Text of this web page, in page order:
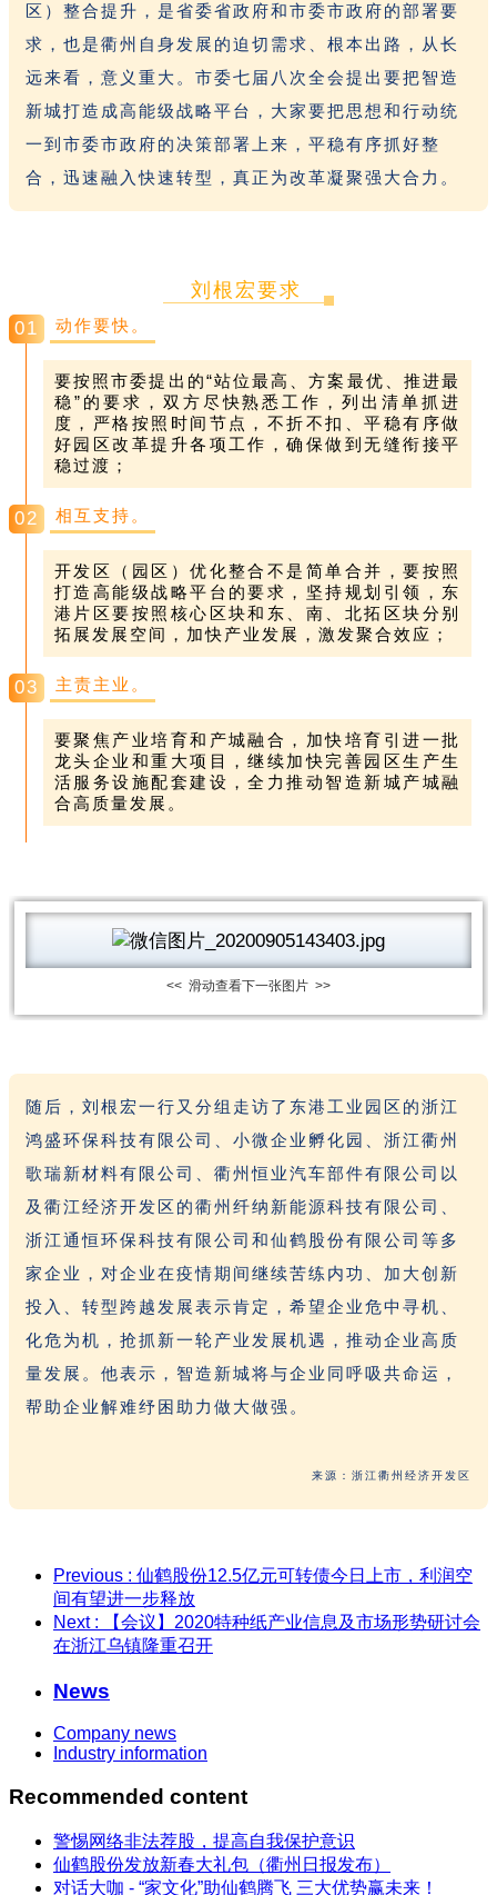
区）整合提升，是省委省政府和市委市政府的部署要
求，也是衢州自身发展的迫切需求、根本出路，从长
远来看，意义重大。市委七届八次全会提出要把智造
新城打造成高能级战略平台，大家要把思想和行动统
一到市委市政府的决策部署上来，平稳有序抓好整
合，迅速融入快速转型，真正为改革凝聚强大合力。
刘根宏要求
01 动作要快。
要按照市委提出的“站位最高、方案最优、推进最
稳”的要求，双方尽快熟悉工作，列出清单抓进
度，严格按照时间节点，不折不扣、平稳有序做
好园区改革提升各项工作，确保做到无缝衔接平
稳过渡；
02 相互支持。
开发区（园区）优化整合不是简单合并，要按照
打造高能级战略平台的要求，坚持规划引领，东
港片区要按照核心区块和东、南、北拓区块分别
拓展发展空间，加快产业发展，激发聚合效应；
03 主责主业。
要聚焦产业培育和产城融合，加快培育引进一批
龙头企业和重大项目，继续加快完善园区生产生
活服务设施配套建设，全力推动智造新城产城融
合高质量发展。
<< 滑动查看下一张图片 >>
随后，刘根宏一行又分组走访了东港工业园区的浙江
鸿盛环保科技有限公司、小微企业孵化园、浙江衢州
歌瑞新材料有限公司、衢州恒业汽车部件有限公司以
及衢江经济开发区的衢州纤纳新能源科技有限公司、
浙江通恒环保科技有限公司和仙鹤股份有限公司等多
家企业，对企业在疫情期间继续苦练内功、加大创新
投入、转型跨越发展表示肯定，希望企业危中寻机、
化危为机，抢抓新一轮产业发展机遇，推动企业高质
量发展。他表示，智造新城将与企业同呼吸共命运，
帮助企业解难纾困助力做大做强。
来源：浙江衢州经济开发区
Previous : 仙鹤股份12.5亿元可转债今日上市，利润空
间有望进一步释放
Next : 【会议】2020特种纸产业信息及市场形势研讨会
在浙江乌镇隆重召开
News
Company news
Industry information
Recommended content
警惕网络非法荐股，提高自我保护意识
仙鹤股份发放新春大礼包（衢州日报发布）
对话大咖 - “家文化”助仙鹤腾飞 三大优势赢未来！